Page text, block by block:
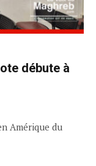
débute à
Amérique du